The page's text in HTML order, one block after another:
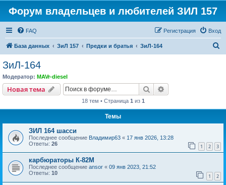
Форум владельцев и любителей ЗИЛ 157
FAQ Вход
Регистрация
База данных ЗиЛ 157 Предки и братья ЗиЛ-164
ЗиЛ-164
Модератор: MAVr-diesel
Новая тема Поиск
18 тем • Страница 1 из 1
Темы
ЗИЛ 164 шасси
Последнее сообщение Владимир63 « 17 янв 2026, 13:28
Ответы: 26 1 2 3
карбюраторы К-82М
Последнее сообщение ansor « 09 янв 2023, 21:52
Ответы: 10 1 2